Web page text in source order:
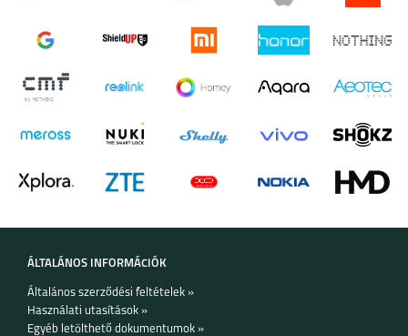
ÁLTALÁNOS INFORMÁCIÓK
Általános szerződési feltételek »
Használati utasítások »
Egyéb letölthető dokumentumok »